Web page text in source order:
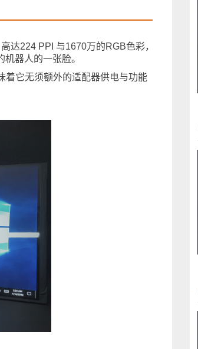
达224 PPI 与1670万的RGB色彩，
器人的一张脸。
着它无须额外的适配器供电与功能